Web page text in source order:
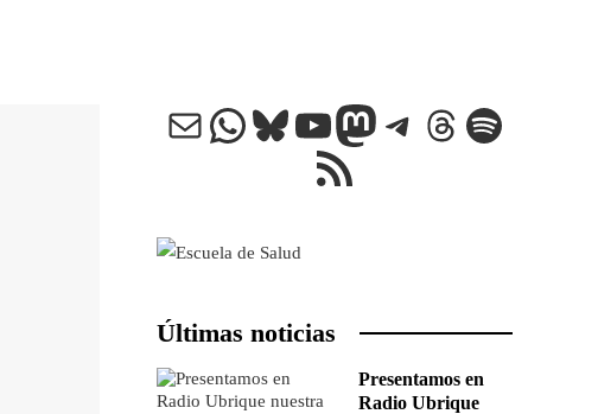
Correo electrónico
WhatsApp
Bluesky
YouTube
Mastodon
Telegram
Threads
Spotify
Feed RSS
Últimas noticias
Presentamos en
Radio Ubrique